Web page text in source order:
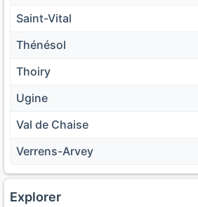
Saint-Vital
Thénésol
Thoiry
Ugine
Val de Chaise
Verrens-Arvey
Explorer